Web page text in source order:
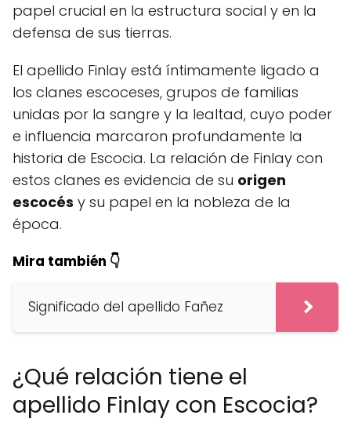
papel crucial en la estructura social y en la
defensa de sus tierras.
El apellido Finlay está íntimamente ligado a
los clanes escoceses, grupos de familias
unidas por la sangre y la lealtad, cuyo poder
e influencia marcaron profundamente la
historia de Escocia. La relación de Finlay con
estos clanes es evidencia de su origen
escocés y su papel en la nobleza de la
época.
Mira también 👇
Significado del apellido Fañez
¿Qué relación tiene el
apellido Finlay con Escocia?